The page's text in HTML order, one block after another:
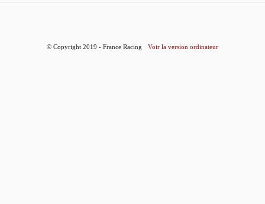
© Copyright 2019 - France Racing Voir la version ordinateur